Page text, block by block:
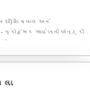
શિવલાલ અને
પ્રોફેસર સાહેબની એન્ટ્રી